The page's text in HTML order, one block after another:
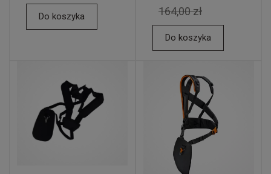
Do koszyka
164,00 zł
Do koszyka